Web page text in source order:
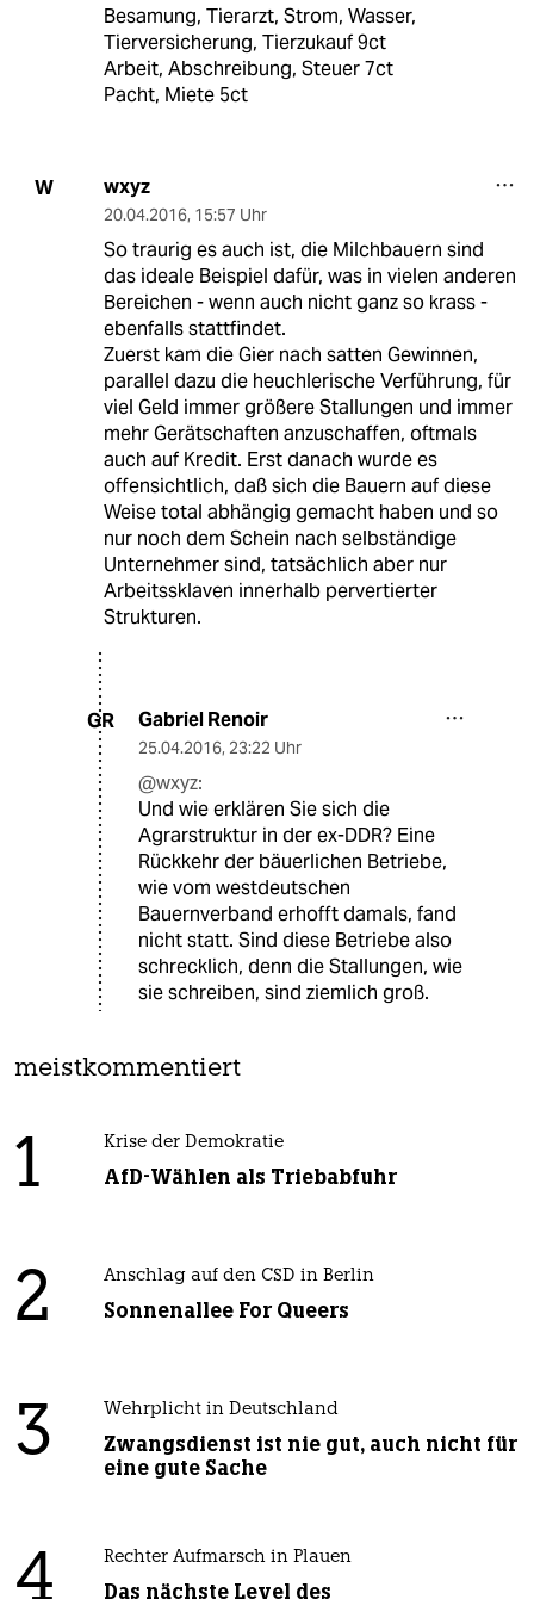
Besamung, Tierarzt, Strom, Wasser,
Tierversicherung, Tierzukauf 9ct
Arbeit, Abschreibung, Steuer 7ct
Pacht, Miete 5ct
W wxyz
20.04.2016, 15:57 Uhr
So traurig es auch ist, die Milchbauern sind
das ideale Beispiel dafür, was in vielen anderen
Bereichen - wenn auch nicht ganz so krass -
ebenfalls stattfindet.
Zuerst kam die Gier nach satten Gewinnen,
parallel dazu die heuchlerische Verführung, für
viel Geld immer größere Stallungen und immer
mehr Gerätschaften anzuschaffen, oftmals
auch auf Kredit. Erst danach wurde es
offensichtlich, daß sich die Bauern auf diese
Weise total abhängig gemacht haben und so
nur noch dem Schein nach selbständige
Unternehmer sind, tatsächlich aber nur
Arbeitssklaven innerhalb pervertierter
Strukturen.
GR Gabriel Renoir
25.04.2016, 23:22 Uhr
@wxyz:
Und wie erklären Sie sich die
Agrarstruktur in der ex-DDR? Eine
Rückkehr der bäuerlichen Betriebe,
wie vom westdeutschen
Bauernverband erhofft damals, fand
nicht statt. Sind diese Betriebe also
schrecklich, denn die Stallungen, wie
sie schreiben, sind ziemlich groß.
meistkommentiert
1 Krise der Demokratie
AfD-Wählen als Triebabfuhr
2 Anschlag auf den CSD in Berlin
Sonnenallee For Queers
3 Wehrplicht in Deutschland
Zwangsdienst ist nie gut, auch nicht für
eine gute Sache
4 Rechter Aufmarsch in Plauen
Das nächste Level des